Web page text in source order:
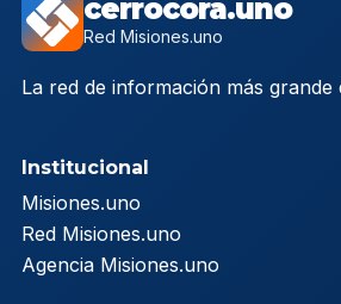
cerrocora.uno
Red Misiones.uno
La red de información más grande
Institucional
Misiones.uno
Red Misiones.uno
Agencia Misiones.uno